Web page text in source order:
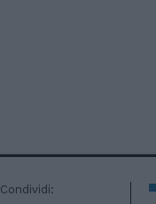
Condividi: